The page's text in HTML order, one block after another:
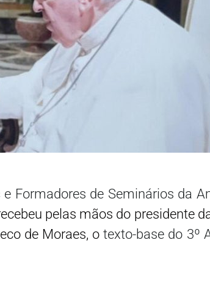
e Formadores de Seminários da
pelas mãos do presidente
de Moraes, otexto-base do 3º